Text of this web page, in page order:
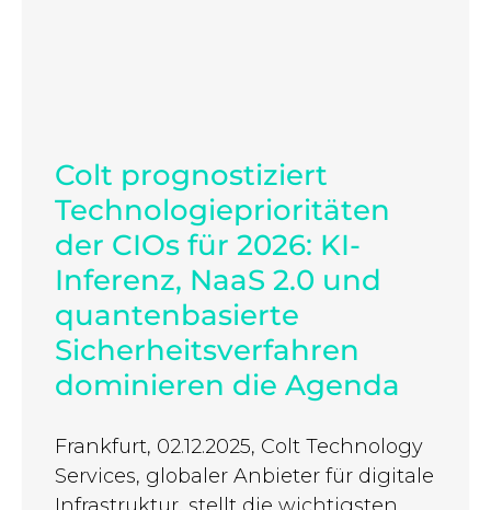
Colt prognostiziert
Technologieprioritäten
der CIOs für 2026: KI-
Inferenz, NaaS 2.0 und
quantenbasierte
Sicherheitsverfahren
dominieren die Agenda
Frankfurt, 02.12.2025, Colt Technology
Services, globaler Anbieter für digitale